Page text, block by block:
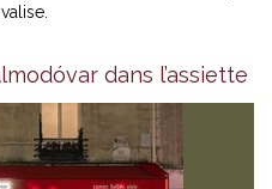
dans l’assiette